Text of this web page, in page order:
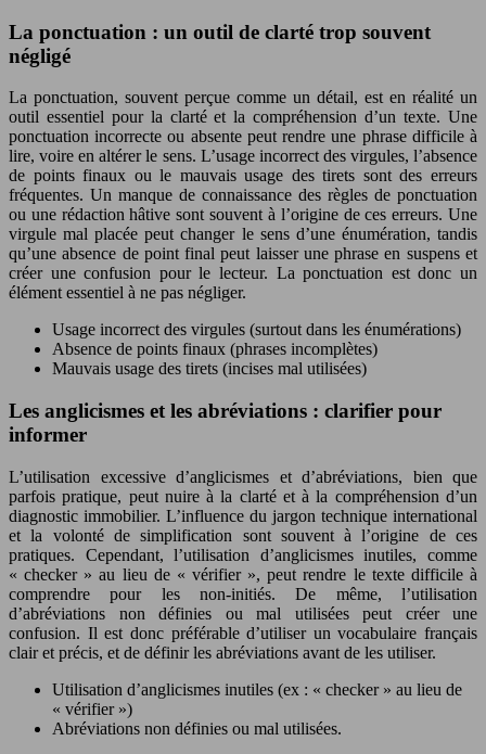
La ponctuation : un outil de clarté trop souvent
négligé
La ponctuation, souvent perçue comme un détail, est en réalité un
outil essentiel pour la clarté et la compréhension d’un texte. Une
ponctuation incorrecte ou absente peut rendre une phrase difficile à
lire, voire en altérer le sens. L’usage incorrect des virgules, l’absence
de points finaux ou le mauvais usage des tirets sont des erreurs
fréquentes. Un manque de connaissance des règles de ponctuation
ou une rédaction hâtive sont souvent à l’origine de ces erreurs. Une
virgule mal placée peut changer le sens d’une énumération, tandis
qu’une absence de point final peut laisser une phrase en suspens et
créer une confusion pour le lecteur. La ponctuation est donc un
élément essentiel à ne pas négliger.
Usage incorrect des virgules (surtout dans les énumérations)
Absence de points finaux (phrases incomplètes)
Mauvais usage des tirets (incises mal utilisées)
Les anglicismes et les abréviations : clarifier pour
informer
L’utilisation excessive d’anglicismes et d’abréviations, bien que
parfois pratique, peut nuire à la clarté et à la compréhension d’un
diagnostic immobilier. L’influence du jargon technique international
et la volonté de simplification sont souvent à l’origine de ces
pratiques. Cependant, l’utilisation d’anglicismes inutiles, comme
« checker » au lieu de « vérifier », peut rendre le texte difficile à
comprendre pour les non-initiés. De même, l’utilisation
d’abréviations non définies ou mal utilisées peut créer une
confusion. Il est donc préférable d’utiliser un vocabulaire français
clair et précis, et de définir les abréviations avant de les utiliser.
Utilisation d’anglicismes inutiles (ex : « checker » au lieu de
« vérifier »)
Abréviations non définies ou mal utilisées.